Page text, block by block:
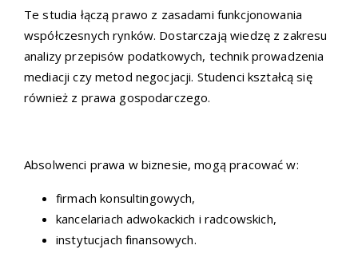
Te studia łączą prawo z zasadami funkcjonowania
współczesnych rynków. Dostarczają wiedzę z zakresu
analizy przepisów podatkowych, technik prowadzenia
mediacji czy metod negocjacji. Studenci kształcą się
również z prawa gospodarczego.
Absolwenci prawa w biznesie, mogą pracować w:
firmach konsultingowych,
kancelariach adwokackich i radcowskich,
instytucjach finansowych.